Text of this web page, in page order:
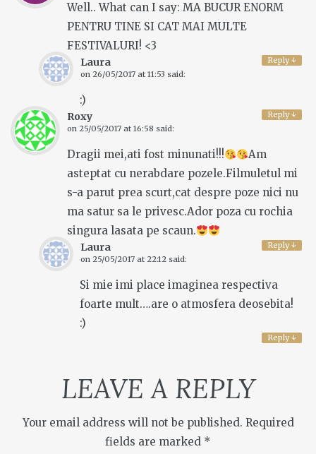
Well.. What can I say: MA BUCUR ENORM
PENTRU TINE SI CAT MAI MULTE
FESTIVALURI! <3
Reply↓
Laura
on 26/05/2017 at 11:53 said:
:)
Reply↓
Roxy
on 25/05/2017 at 16:58 said:
Dragii mei,ati fost minunati!!!
Am
asteptat cu nerabdare pozele.Filmuletul mi
s-a parut prea scurt,cat despre poze nici nu
ma satur sa le privesc.Ador poza cu rochia
singura lasata pe scaun.
Reply↓
Laura
on 25/05/2017 at 22:12 said:
Si mie imi place imaginea respectiva
foarte mult….are o atmosfera deosebita!
:)
Reply↓
LEAVE A REPLY
Your email address will not be published. Required
fields are marked *